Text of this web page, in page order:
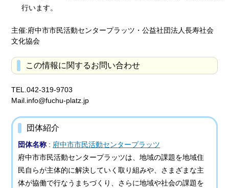
行います。
主催:府中市市民活動センタープラッツ・公益社団法人長寿社会
文化協会
この情報に関するお問い合わせ
TEL.042-319-9703
Mail.info@fuchu-platz.jp
団体紹介
団体名称 : 府中市市民活動センタープラッツ
府中市市民活動センタープラッツは、地域の課題を地域住
民自らが主体的に解決していく取り組みや、さまざまな主
体が協働で行なうまちづくり、さらに地域や社会の課題を